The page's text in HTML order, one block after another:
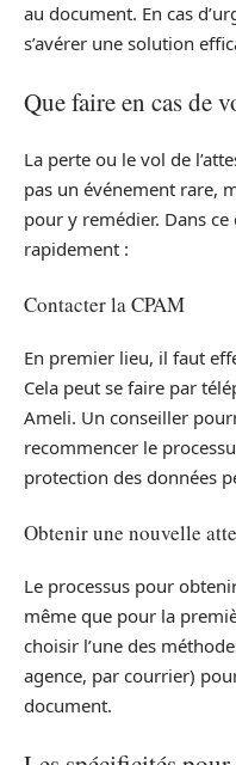
au document. En cas
s’avérer une solution
Que faire en cas de
La perte ou le vol de
pas un événement rare,
pour y remédier. Dans ce
rapidement :
Contacter la CPAM
En premier lieu, il faut
Cela peut se faire par
Ameli. Un conseiller
recommencer le
protection des données
Obtenir une nouvelle
Le processus pour
même que pour la
choisir l’une des
agence, par courrier)
document.